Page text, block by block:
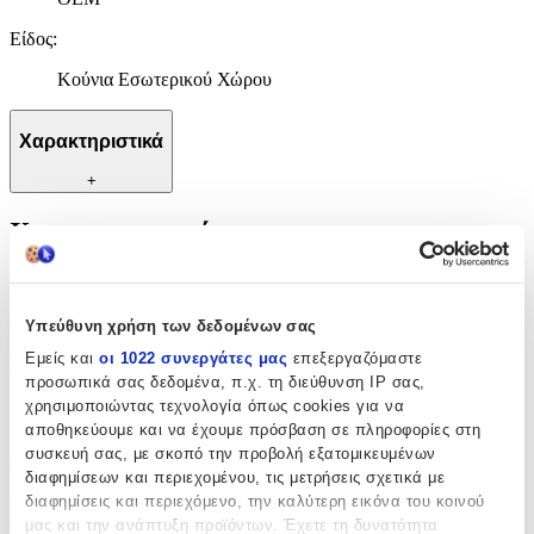
Υπεύθυνη χρήση των δεδομένων σας
Εμείς και οι 1022 συνεργάτες μας επεξεργαζόμαστε
προσωπικά σας δεδομένα, π.χ. τη διεύθυνση IP σας,
χρησιμοποιώντας τεχνολογία όπως cookies για να
αποθηκεύουμε και να έχουμε πρόσβαση σε πληροφορίες στη
συσκευή σας, με σκοπό την προβολή εξατομικευμένων
διαφημίσεων και περιεχομένου, τις μετρήσεις σχετικά με
διαφημίσεις και περιεχόμενο, την καλύτερη εικόνα του κοινού
μας και την ανάπτυξη προϊόντων. Έχετε τη δυνατότητα
Είδος:
Κούνια Εσωτερικού Χώρου
Χαρακτηριστικά
+
Χαρακτηριστικά
Κατασκευαστής:
OEM
Είδος:
Κούνια Εσωτερικού Χώρου
Αξιολογήσεις
Προς το παρόν δεν υπάρχουν άλλες αξιολογήσεις. Όταν
προστεθούν, θα εμφανιστούν εδώ.